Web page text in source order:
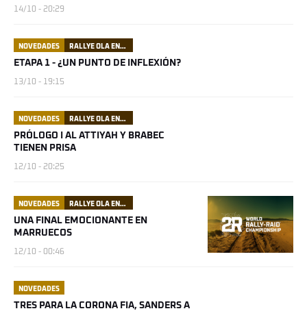
14/10 - 20:29
NOVEDADES RALLYE OLA ENERGY DU MAROC
ETAPA 1 - ¿UN PUNTO DE INFLEXIÓN?
13/10 - 19:15
NOVEDADES RALLYE OLA ENERGY DU MAROC
PRÓLOGO I AL ATTIYAH Y BRABEC
TIENEN PRISA
12/10 - 20:25
NOVEDADES RALLYE OLA ENERGY DU MAROC
UNA FINAL EMOCIONANTE EN
MARRUECOS
12/10 - 00:46
NOVEDADES
TRES PARA LA CORONA FIA, SANDERS A